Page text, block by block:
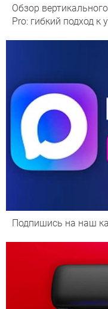
Обзор
Pro: гибкий подход к
Подпишись на наш